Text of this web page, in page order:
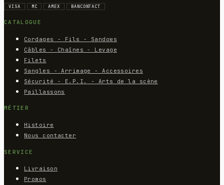
VISA MC AMEX BANCONTACT
CATALOGUE
Cordages - Fils - Sandows
Câbles - Chaînes - Levage
Filets
Sangles - Arrimage - Accessoires
Sécurité - E.P.I. - Arts de la scène
Paillassons
MÉTIER
Histoire
Nous contacter
SERVICE
Livraison
Promos